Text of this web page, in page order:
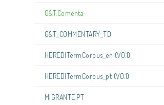
G&T.Comenta
G&T_COMMENTARY_TD
HEREDITermCorpus_en (V0.1)
HEREDITermCorpus_pt (V0.1)
MIGRANTE.PT